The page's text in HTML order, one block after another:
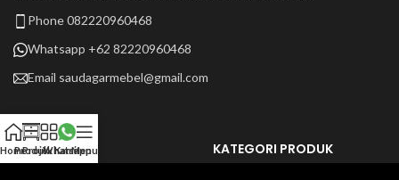
Phone 082220960468
Whatsapp +62 82220960468
Email saudagarmebel@gmail.com
LAIN LAIN KATEGORI PRODUK
HomeProduk
Projek Kami
Whatsapp
Menu